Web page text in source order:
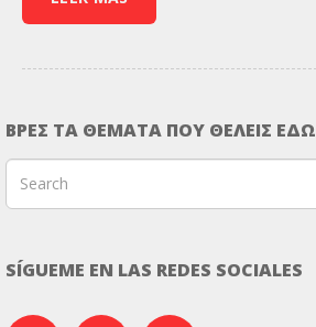
ΒΡΕΣ ΤΑ ΘΕΜΑΤΑ ΠΟΥ ΘΕΛΕΙΣ ΕΔΩ
SÍGUEME EN LAS REDES SOCIALES